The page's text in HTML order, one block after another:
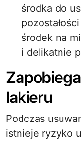
środka do
środek na
i delikatnie
lakieru
Podczas
istnieje ryzyko